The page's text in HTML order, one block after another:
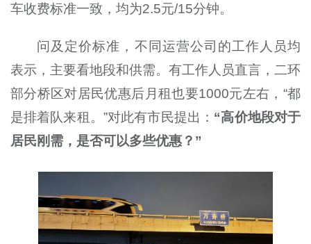
车收费标准一致，均为2.5元/15分钟。
问及定价标准，不同运营公司的工作人员均
表示，主要看地段和供需。有工作人员直言，二环
部分桥区对居民优惠后月租也要1000元左右，“都
是排着队来租。”对此有市民提出： “高价地段对于
居民刚需，是否可以多些优惠？”